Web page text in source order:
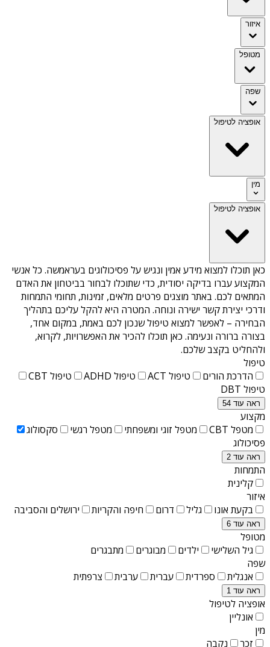
איזור
מטופל
שפה
אופציה לטיפול
מין
אופציה לטיפול
כאן תוכלו למצוא מידע אמין ונגיש על פסיכולוגים בעראמשה. כל אנשי
המקצוע עברו בדיקה יסודית, כדי שתוכלו לבחור בביטחון את האדם
המתאים לכם. באתר מוצגים פרטים מלאים, זמינות, תחומי התמחות
ודרכי יצירת קשר ישירה ונוחה. המטרה היא להקל עליכם בתהליך
הבחירה – לאפשר למצוא טיפול שנכון לכם באמת, במקום אחד,
בצורה ברורה ונעימה. כאן תוכלו להכיר את האפשרויות, לקרוא,
ולהחליט בקצב שלכם.
טיפול
הדרכת הורים
טיפול ACT טיפול ADHD
טיפול CBT
טיפול DBT
ראה עוד 54
מקצוע
מטפל CBT
מטפל זוגי ומשפחתי מטפל רגשי
סקסולוג
פסיכולוג
ראה עוד 2
התמחות
קלינית
איזור
בקעת אונו
גליל דרום חיפה והקריות ירושלים והסביבה
ראה עוד 6
מטופל
גיל השלישי
ילדים מבוגרים
מתבגרים
שפה
אנגלית
ספרדית עברית ערבית צרפתית
ראה עוד 1
אופציה לטיפול
אונליין
מין
זכר
נקבה